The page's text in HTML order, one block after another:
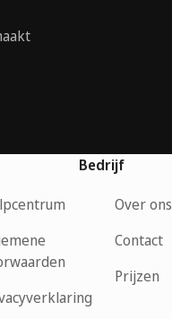
Bedrijf
Over ons
Contact
Prijzen